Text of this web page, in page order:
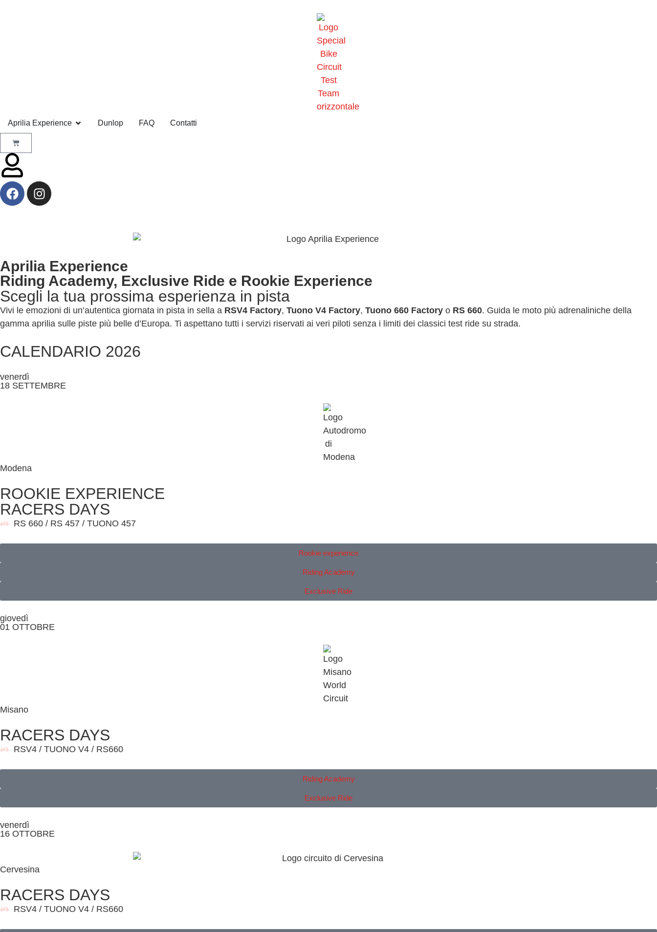
Aprilia Experience Dunlop FAQ Contatti
Aprilia Experience
Riding Academy, Exclusive Ride e Rookie Experience
Scegli la tua prossima esperienza in pista
Vivi le emozioni di un’autentica giornata in pista in sella a RSV4 Factory, Tuono V4 Factory, Tuono 660 Factory o RS 660. Guida le moto più adrenaliniche della
gamma aprilia sulle piste più belle d’Europa. Ti aspettano tutti i servizi riservati ai veri piloti senza i limiti dei classici test ride su strada.
CALENDARIO 2026
venerdì
18 SETTEMBRE
Modena
ROOKIE EXPERIENCE
RACERS DAYS
RS 660 / RS 457 / TUONO 457
Rookie experience
Riding Academy
Exclusive Ride
giovedì
01 OTTOBRE
Misano
RACERS DAYS
RSV4 / TUONO V4 / RS660
Riding Academy
Exclusive Ride
venerdì
16 OTTOBRE
Cervesina
RACERS DAYS
RSV4 / TUONO V4 / RS660